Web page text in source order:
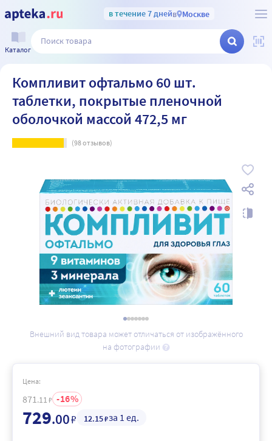
в течение 7 днейв Москве
Каталог
Компливит офтальмо 60 шт.
таблетки, покрытые пленочной
оболочкой массой 472,5 мг
(98отзывов)
Внешний вид товара может отличаться от изображённого
на фотографии
Цена:
871 .11 ₽ 16
729.00₽ 12.15₽за 1 ед.